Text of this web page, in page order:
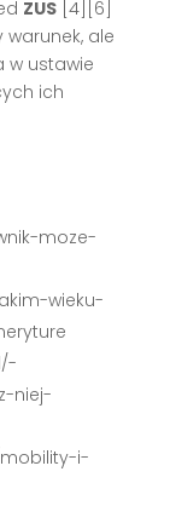
ZUS [4][6]
ale
w ustawie
ich
moze-
wieku-
niej-
i-